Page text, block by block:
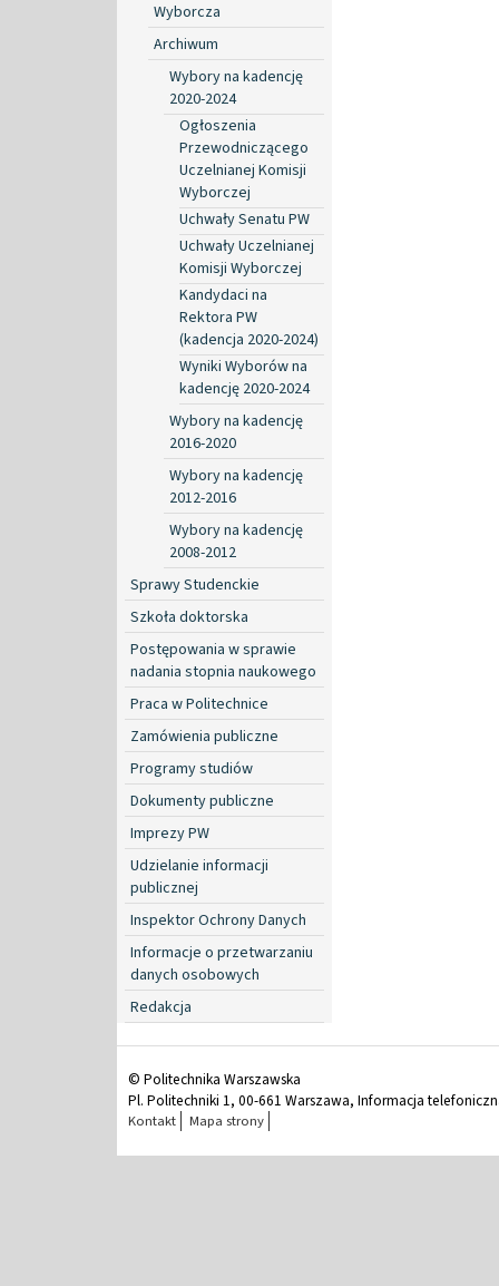
Wyborcza
Archiwum
Wybory na kadencję
2020-2024
Ogłoszenia
Przewodniczącego
Uczelnianej Komisji
Wyborczej
Uchwały Senatu PW
Uchwały Uczelnianej
Komisji Wyborczej
Kandydaci na
Rektora PW
(kadencja 2020-2024)
Wyniki Wyborów na
kadencję 2020-2024
Wybory na kadencję
2016-2020
Wybory na kadencję
2012-2016
Wybory na kadencję
2008-2012
Sprawy Studenckie
Szkoła doktorska
Postępowania w sprawie
nadania stopnia naukowego
Praca w Politechnice
Zamówienia publiczne
Programy studiów
Dokumenty publiczne
Imprezy PW
Udzielanie informacji
publicznej
Inspektor Ochrony Danych
Informacje o przetwarzaniu
danych osobowych
Redakcja
© Politechnika Warszawska
Pl. Politechniki 1, 00-661 Warszawa, Informacja
Kontakt Mapa strony